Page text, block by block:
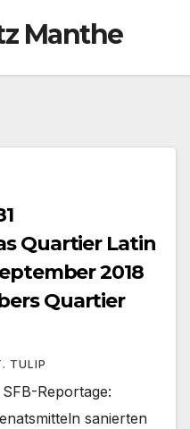
Manthe
Quartier Latin
2018
Quartier
TULIP
Reportage:
sanierten